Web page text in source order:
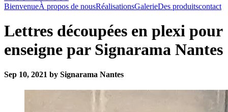
BienvenueÀ propos de nousRéalisationsGalerieDes produitscontact
Lettres découpées en plexi pour
enseigne par Signarama Nantes
Sep 10, 2021 by Signarama Nantes